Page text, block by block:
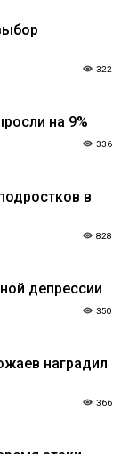
322
на 9%
336
в
828
депрессии
350
наградил
366